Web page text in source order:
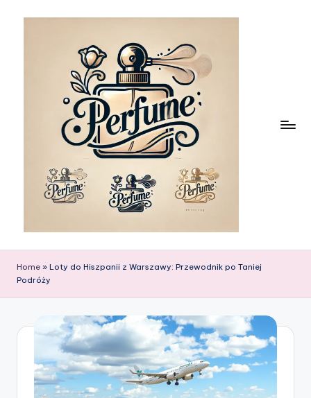
Home » Loty do Hiszpanii z Warszawy: Przewodnik po Taniej
Podróży